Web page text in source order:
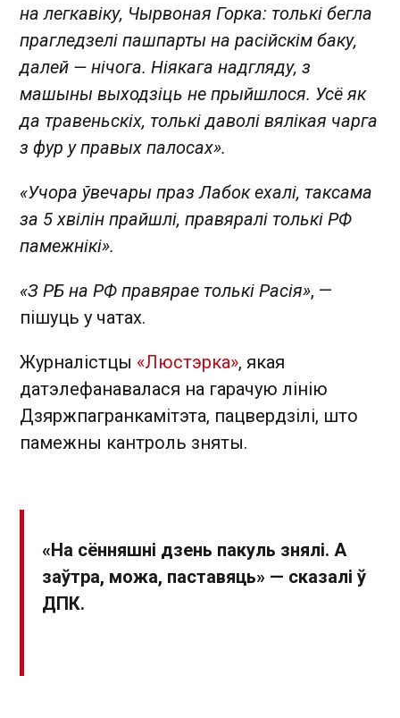
на легкавіку, Чырвоная Горка: толькі бегла
прагледзелі пашпарты на расійскім баку,
далей — нічога. Ніякага надгляду, з
машыны выходзіць не прыйшлося. Усё як
да травеньскіх, толькі даволі вялікая чарга
з фур у правых палосах».
«Учора ўвечары праз Лабок ехалі, таксама
за 5 хвілін прайшлі, правяралі толькі РФ
памежнікі».
«З РБ на РФ правярае толькі Расія», —
пішуць у чатах.
Журналістцы «Люстэрка», якая
датэлефанавалася на гарачую лінію
Дзяржпагранкамітэта, пацвердзілі, што
памежны кантроль зняты.
«На сённяшні дзень пакуль знялі. А
заўтра, можа, паставяць» — сказалі ў
ДПК.